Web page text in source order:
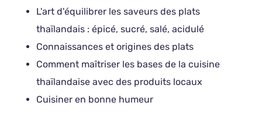
L'art d'équilibrer les saveurs des plats
thaïlandais : épicé, sucré, salé, acidulé
Connaissances et origines des plats
Comment maîtriser les bases de la cuisine
thaïlandaise avec des produits locaux
Cuisiner en bonne humeur